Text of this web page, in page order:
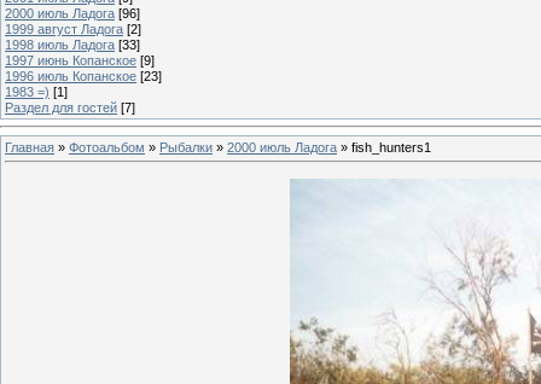
2000 июль Ладога [96]
1999 август Ладога [2]
1998 июль Ладога [33]
1997 июнь Копанское [9]
1996 июль Копанское [23]
1983 =) [1]
Раздел для гостей [7]
Главная » Фотоальбом » Рыбалки » 2000 июль Ладога » fish_hunters1